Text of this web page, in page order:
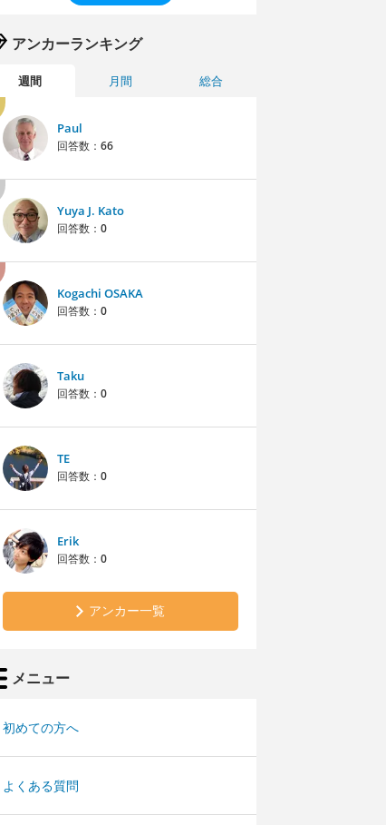
アンカーランキング
週間 月間 総合
Paul
回答数： 66
Yuya J. Kato
回答数： 0
Kogachi OSAKA
回答数： 0
Taku
回答数： 0
TE
回答数： 0
Erik
回答数： 0
アンカー一覧
メニュー
初めての方へ
よくある質問